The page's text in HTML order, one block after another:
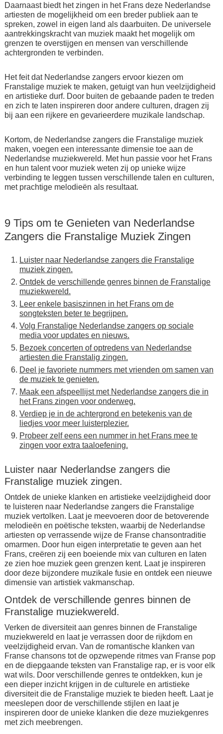
Daarnaast biedt het zingen in het Frans deze Nederlandse
artiesten de mogelijkheid om een breder publiek aan te
spreken, zowel in eigen land als daarbuiten. De universele
aantrekkingskracht van muziek maakt het mogelijk om
grenzen te overstijgen en mensen van verschillende
achtergronden te verbinden.
Het feit dat Nederlandse zangers ervoor kiezen om
Franstalige muziek te maken, getuigt van hun veelzijdigheid
en artistieke durf. Door buiten de gebaande paden te treden
en zich te laten inspireren door andere culturen, dragen zij
bij aan een rijkere en gevarieerdere muzikale landschap.
Kortom, de Nederlandse zangers die Franstalige muziek
maken, voegen een interessante dimensie toe aan de
Nederlandse muziekwereld. Met hun passie voor het Frans
en hun talent voor muziek weten zij op unieke wijze
verbinding te leggen tussen verschillende talen en culturen,
met prachtige melodieën als resultaat.
9 Tips om te Genieten van Nederlandse
Zangers die Franstalige Muziek Zingen
Luister naar Nederlandse zangers die Franstalige
muziek zingen.
Ontdek de verschillende genres binnen de Franstalige
muziekwereld.
Leer enkele basiszinnen in het Frans om de
songteksten beter te begrijpen.
Volg Franstalige Nederlandse zangers op sociale
media voor updates en nieuws.
Bezoek concerten of optredens van Nederlandse
artiesten die Franstalig zingen.
Deel je favoriete nummers met vrienden om samen van
de muziek te genieten.
Maak een afspeellijst met Nederlandse zangers die in
het Frans zingen voor onderweg.
Verdiep je in de achtergrond en betekenis van de
liedjes voor meer luisterplezier.
Probeer zelf eens een nummer in het Frans mee te
zingen voor extra taaloefening.
Luister naar Nederlandse zangers die
Franstalige muziek zingen.
Ontdek de unieke klanken en artistieke veelzijdigheid door
te luisteren naar Nederlandse zangers die Franstalige
muziek vertolken. Laat je meevoeren door de betoverende
melodieën en poëtische teksten, waarbij de Nederlandse
artiesten op verrassende wijze de Franse chansontraditie
omarmen. Door hun eigen interpretatie te geven aan het
Frans, creëren zij een boeiende mix van culturen en laten
ze zien hoe muziek geen grenzen kent. Laat je inspireren
door deze bijzondere muzikale fusie en ontdek een nieuwe
dimensie van artistiek vakmanschap.
Ontdek de verschillende genres binnen de
Franstalige muziekwereld.
Verken de diversiteit aan genres binnen de Franstalige
muziekwereld en laat je verrassen door de rijkdom en
veelzijdigheid ervan. Van de romantische klanken van
Franse chansons tot de opzwepende ritmes van Franse pop
en de diepgaande teksten van Franstalige rap, er is voor elk
wat wils. Door verschillende genres te ontdekken, kun je
een dieper inzicht krijgen in de culturele en artistieke
diversiteit die de Franstalige muziek te bieden heeft. Laat je
meeslepen door de verschillende stijlen en laat je
inspireren door de unieke klanken die deze muziekgenres
met zich meebrengen.